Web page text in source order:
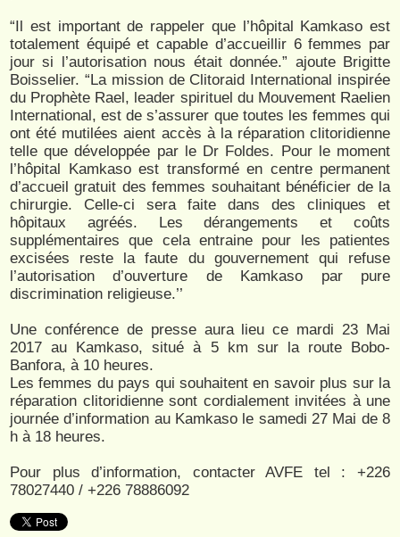
“Il est important de rappeler que l’hôpital Kamkaso est
totalement équipé et capable d’accueillir 6 femmes par
jour si l’autorisation nous était donnée.” ajoute Brigitte
Boisselier. “La mission de Clitoraid International inspirée
du Prophète Rael, leader spirituel du Mouvement Raelien
International, est de s’assurer que toutes les femmes qui
ont été mutilées aient accès à la réparation clitoridienne
telle que développée par le Dr Foldes. Pour le moment
l’hôpital Kamkaso est transformé en centre permanent
d’accueil gratuit des femmes souhaitant bénéficier de la
chirurgie. Celle-ci sera faite dans des cliniques et
hôpitaux agréés. Les dérangements et coûts
supplémentaires que cela entraine pour les patientes
excisées reste la faute du gouvernement qui refuse
l’autorisation d’ouverture de Kamkaso par pure
discrimination religieuse.’’
Une conférence de presse aura lieu ce mardi 23 Mai
2017 au Kamkaso, situé à 5 km sur la route Bobo-
Banfora, à 10 heures.
Les femmes du pays qui souhaitent en savoir plus sur la
réparation clitoridienne sont cordialement invitées à une
journée d’information au Kamkaso le samedi 27 Mai de 8
h à 18 heures.
Pour plus d’information, contacter AVFE tel : +226
78027440 / +226 78886092